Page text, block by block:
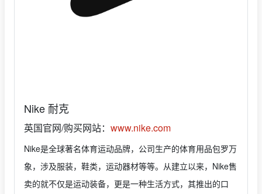
Nike 耐克
英国官网/购买网站： www.nike.com
Nike是全球著名体育运动品牌，公司生产的体育用品包罗万
象，涉及服装，鞋类，运动器材等等。从建立以来，Nike售
卖的就不仅是运动装备，更是一种生活方式，其推出的口